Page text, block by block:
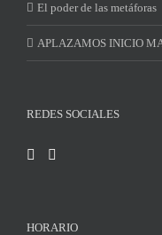
El poder de las metáforas
APLAZAMOS INICIO
REDES SOCIALES
HORARIO